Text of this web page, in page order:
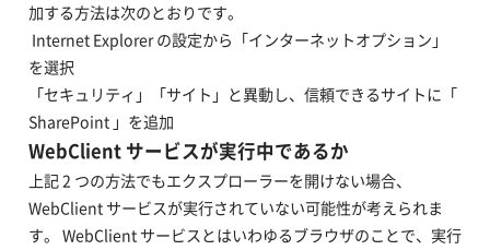
加する方法は次のとおりです。
​ Internet Explorer の設定から「インターネットオプション」
を選択
​「セキュリティ」「サイト」と異動し、信頼できるサイトに「
SharePoint 」を追加
​WebClient サービスが実行中であるか
​上記 2 つの方法でもエクスプローラーを開けない場合、
WebClient サービスが実行されていない可能性が考えられま
す。 WebClient サービスとはいわゆるブラウザのことで、実行